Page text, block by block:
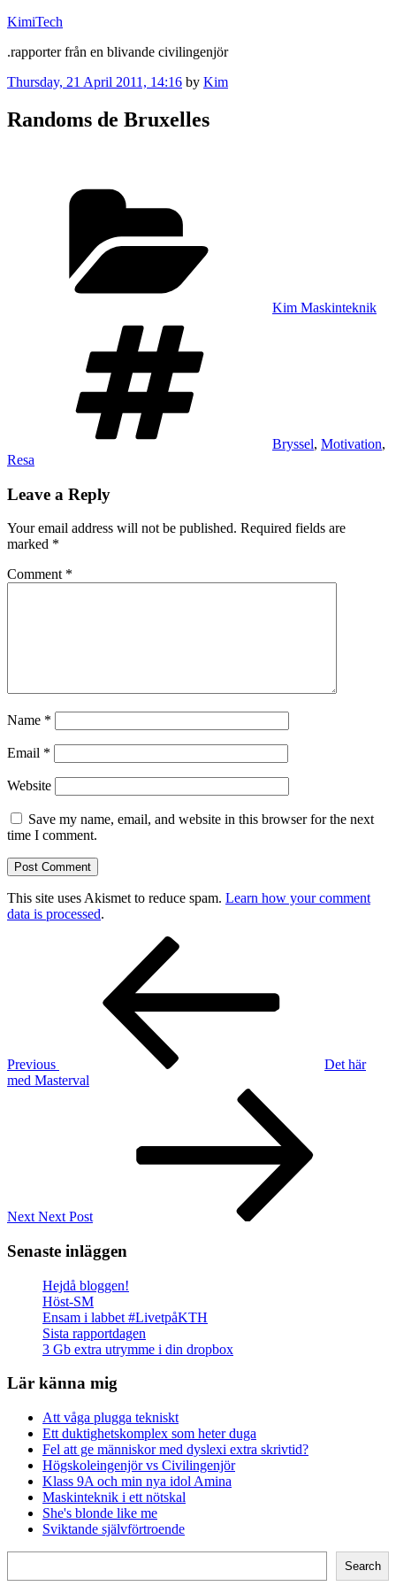
Skip
content
KimiTech
.rapporter från en blivande civilingenjör
Posted
Thursday, 21 April 2011, 14:16 by Kim
Randoms de Bruxelles
Kim Maskinteknik
Bryssel, Motivation,
Resa
Leave a Reply
Your email address will not be published. Required fields are
marked *
Comment *
Name *
Email *
Website
Save my name, email, and website in this browser for the next
time I comment.
This site uses Akismet to reduce spam. Learn how your comment
data is processed.
Previous
Det här
med Masterval
Next Next Post
Senaste inläggen
Hejdå bloggen!
Höst-SM
Ensam i labbet #LivetpåKTH
Sista rapportdagen
3 Gb extra utrymme i din dropbox
Lär känna mig
Att våga plugga tekniskt
Ett duktighetskomplex som heter duga
Fel att ge människor med dyslexi extra skrivtid?
Högskoleingenjör vs Civilingenjör
Klass 9A och min nya idol Amina
Maskinteknik i ett nötskal
She's blonde like me
Sviktande självförtroende
Search